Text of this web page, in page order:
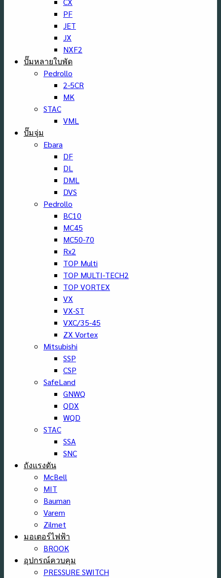
PF
JET
JX
NXF2
ปั๊มหลายใบพัด
Pedrollo
2-5CR
MK
STAC
VML
ปั๊มจุ่ม
Ebara
DF
DL
DML
DVS
Pedrollo
BC10
MC45
MC50-70
Rx2
TOP Multi
TOP MULTI-TECH2
TOP VORTEX
VX
VX-ST
VXC/35-45
ZX Vortex
Mitsubishi
SSP
CSP
SafeLand
GNWQ
QDX
WQD
STAC
SSA
SNC
ถังแรงดัน
McBell
MIT
Bauman
Varem
Zilmet
มอเตอร์ไฟฟ้า
BROOK
อุปกรณ์ควบคุม
PRESSURE SWITCH